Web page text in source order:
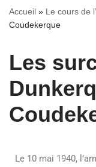
Accueil » Le cours de
Coudekerque
Les
Le 10 mai 1940,